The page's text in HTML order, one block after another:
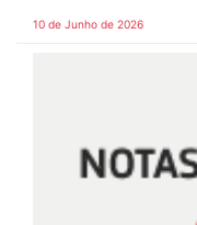
10 de Junho de 2026